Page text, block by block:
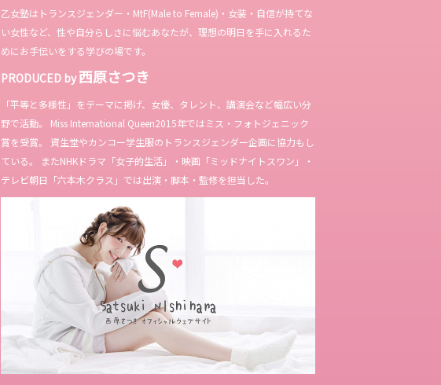
乙女塾はトランスジェンダー・MtF(Male to Female)・女装・自信が持てな
い女性など、性や自分らしさに悩むあなたが、理想の明日を手に入れるた
めにお手伝いをする学びの場です。
PRODUCED by西原さつき
「平等と多様性」をテーマに掲げ、女優、タレント、講演会など幅広い分
野で活動。 Miss International Queen2015年ではミス・フォトジェニック
賞を受賞。 資生堂やカンコー学生服のトランスジェンダー企画に協力もし
ている。 またNHKドラマ「女子的生活」・映画「ミッドナイトスワン」・
テレビ朝日「六本木クラス」では出演・脚本・監修を担当した。